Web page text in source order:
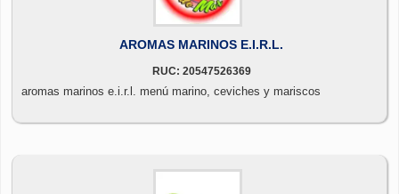
AROMAS MARINOS E.I.R.L.
RUC: 20547526369
aromas marinos e.i.r.l. menú marino, ceviches y mariscos